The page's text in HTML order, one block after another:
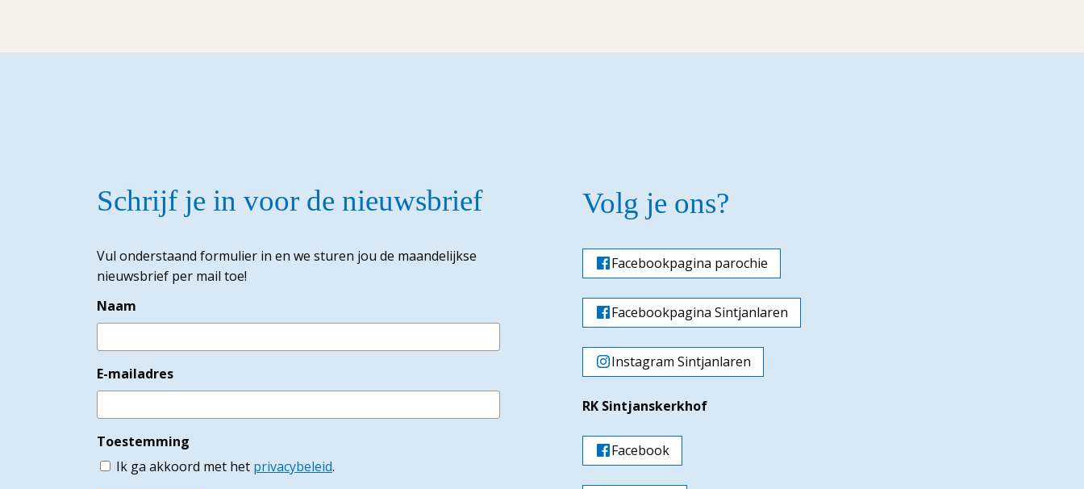
Schrijf je in voor de nieuwsbrief
Vul onderstaand formulier in en we sturen jou de maandelijkse
nieuwsbrief per mail toe!
Naam
E-mailadres
Toestemming
Ik ga akkoord met het privacybeleid.
Volg je ons?
Facebookpagina parochie
Facebookpagina Sintjanlaren
Instagram Sintjanlaren
RK Sintjanskerkhof
Facebook